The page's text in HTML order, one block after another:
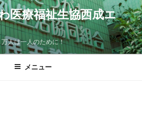
医療福祉生協西成エ
人は一人のために！
メニュー